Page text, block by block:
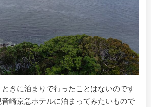
きに泊まりで行ったことはないのです
崎京急ホテルに泊まってみたいもので